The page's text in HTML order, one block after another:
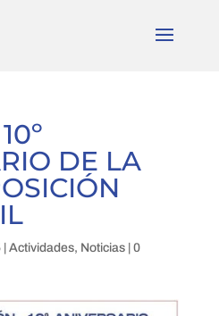
DE LA
| Actividades, Noticias| 0